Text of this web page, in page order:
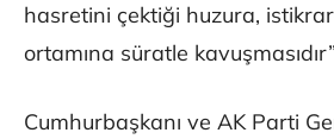
hasretini çektiği huzura,
ortamına süratle
Cumhurbaşkanı ve AK Parti